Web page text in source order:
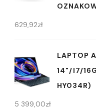
629,92zł
LAPTOP
14"/I7/
HY034R)
5 399,00zł